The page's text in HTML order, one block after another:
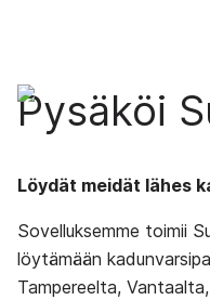
Pysäköi
Löydät meidät lähes
Sovelluksemme toimii
löytämään
Tampereelta,